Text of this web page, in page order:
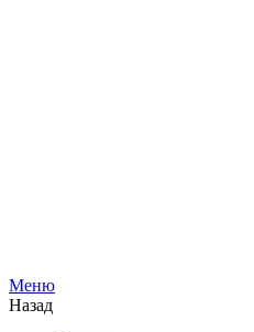
Меню
Назад